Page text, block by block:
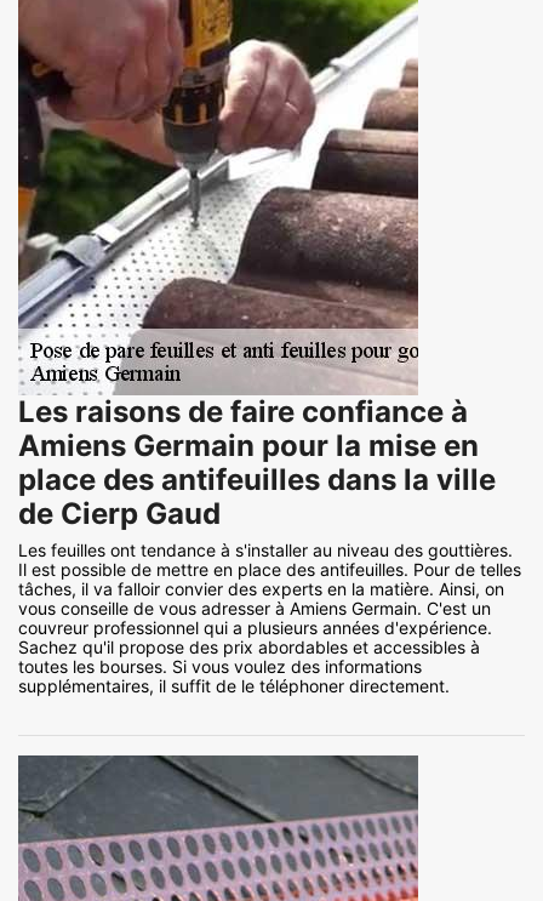
Les raisons de faire confiance à
Amiens Germain pour la mise en
place des antifeuilles dans la ville
de Cierp Gaud
Les feuilles ont tendance à s'installer au niveau des gouttières.
Il est possible de mettre en place des antifeuilles. Pour de telles
tâches, il va falloir convier des experts en la matière. Ainsi, on
vous conseille de vous adresser à Amiens Germain. C'est un
couvreur professionnel qui a plusieurs années d'expérience.
Sachez qu'il propose des prix abordables et accessibles à
toutes les bourses. Si vous voulez des informations
supplémentaires, il suffit de le téléphoner directement.